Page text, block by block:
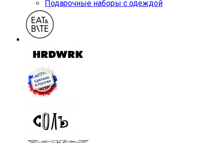
Подарочные наборы с одеждой